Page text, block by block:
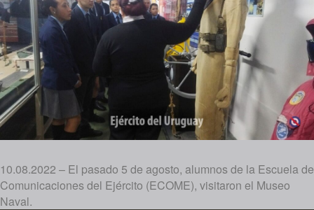
10.08.2022 – El pasado 5 de agosto, alumnos de la Escuela de
Comunicaciones del Ejército (ECOME), visitaron el Museo
Naval.